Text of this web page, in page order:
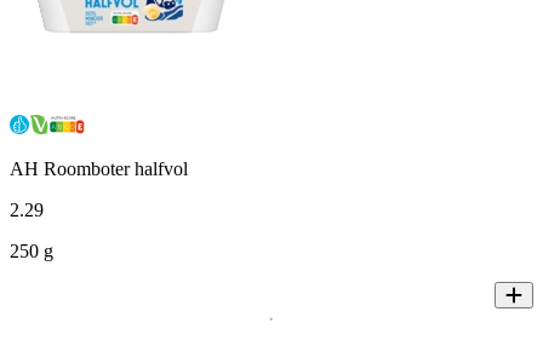
AH Roomboter halfvol
2.29
250 g